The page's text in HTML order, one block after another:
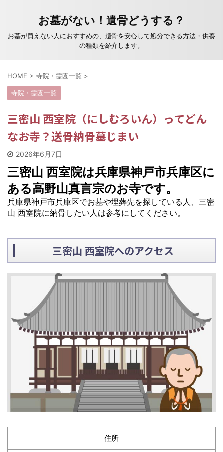
お墓がない！遺骨どうする？
お墓が買えない人におすすめの、遺骨を安心して処分できる方法・供養
の種類を紹介します。
HOME > 寺院・霊園一覧 >
寺院・霊園一覧
三密山 西室院（にしむろいん）ってどん
なお寺？送骨納骨墓じまい
2026年6月7日
三密山 西室院は兵庫県神戸市​兵庫区に
ある高野山真言宗のお寺です。
兵庫県神戸市​兵庫区でお墓や埋葬先を探している人、三密
山 西室院に納骨したい人は参考にしてください。
三密山 西室院へのアクセス
住所